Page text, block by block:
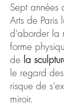
Sept années
Arts de Paris
d'aborder la
forme
de la
le regard
risque de
miroir.